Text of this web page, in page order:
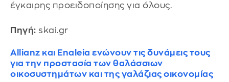
έγκαιρης προειδοποίησης για όλους.
Πηγή: skai.gr
Allianz και Enaleia ενώνουν τις δυνάμεις τους
για την προστασία των θαλάσσιων
οικοσυστημάτων και της γαλάζιας οικονομίας